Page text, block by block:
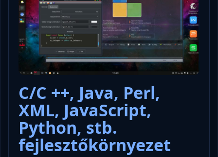
C/C ++, Java, Perl,
XML, JavaScript,
Python, stb.
fejlesztőkörnyezet